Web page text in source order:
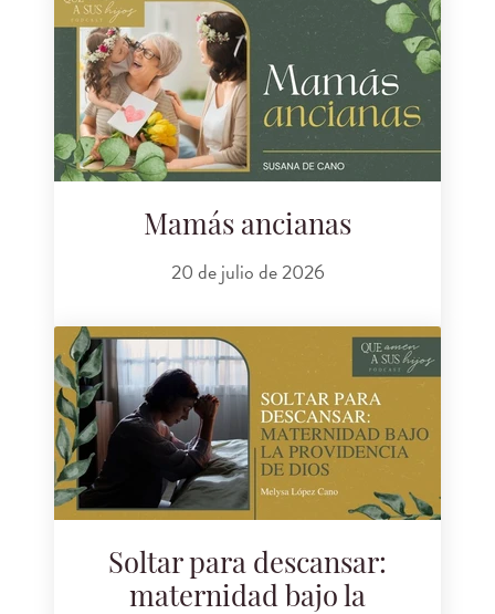
Mamás ancianas
20 de julio de 2026
Soltar para descansar:
maternidad bajo la